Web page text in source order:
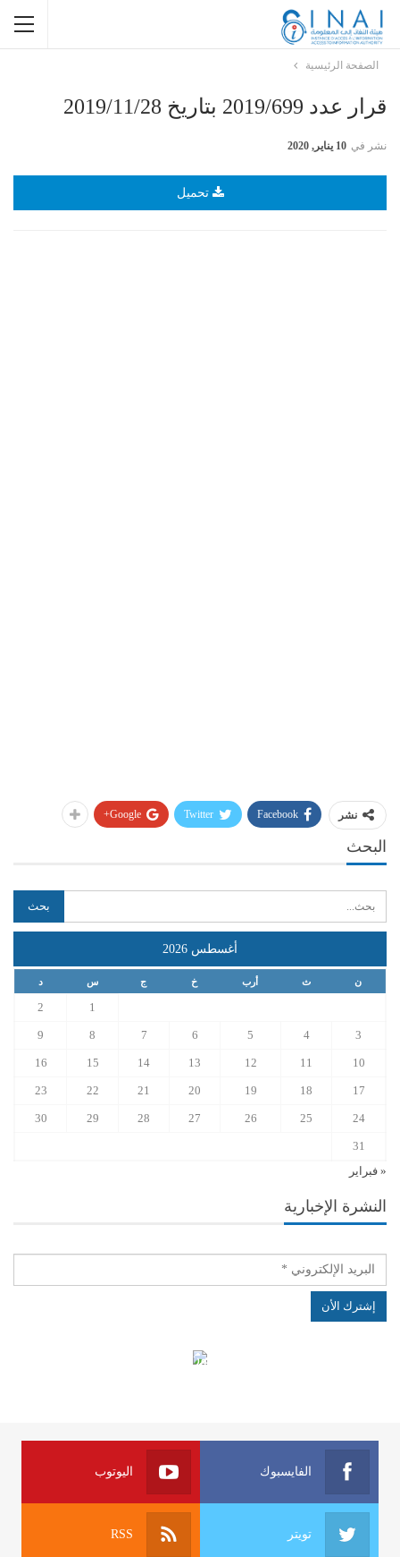
الصفحة الرئيسية
قرار عدد 2019/699 بتاريخ 2019/11/28
نشر في 10 يناير, 2020
تحميل
نشر Facebook
Twitter
Google+
البحث
أغسطس 2026
ن ث أرب خ ج س د
1
2
3
4
5
6
7
8
9
10
11
12
13
14
15
16
17
18
19
20
21
22
23
24
25
26
27
28
29
30
31
« فبراير
النشرة الإخبارية
الهياكل الخاضعة لقانون النفاذ إلى المعلومة
الفايسبوك اليوتوب
تويتر RSS